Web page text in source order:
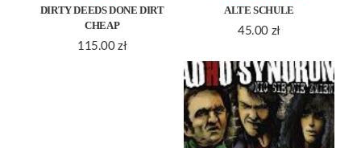
DIRTY DEEDS DONE DIRT
CHEAP
115.00 zł
ALTE SCHULE
45.00 zł